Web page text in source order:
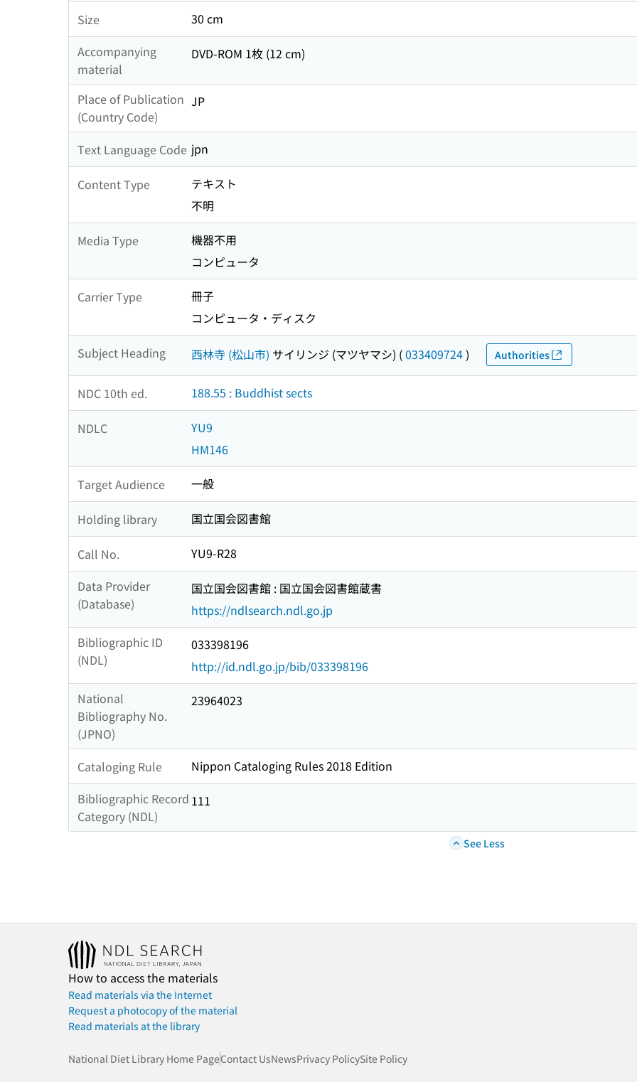
Size
30 cm
Accompanying
material
DVD-ROM 1枚 (12 cm)
Place of Publication
(Country Code)
JP
Text Language Code jpn
Content Type
テキスト
不明
Media Type
機器不用
コンピュータ
Carrier Type
冊子
コンピュータ・ディスク
Subject Heading 西林寺 (松山市) サイリンジ (マツヤマシ) (033409724) Authorities
NDC 10th ed. 188.55 : Buddhist sects
NDLC
YU9
HM146
Target Audience 一般
Holding library 国立国会図書館
Call No.
YU9-R28
Data Provider
(Database)
国立国会図書館 : 国立国会図書館蔵書
https://ndlsearch.ndl.go.jp
Bibliographic ID
(NDL)
033398196
http://id.ndl.go.jp/bib/033398196
National
Bibliography No.
(JPNO)
23964023
Cataloging Rule
Nippon Cataloging Rules 2018 Edition
Bibliographic Record
Category (NDL)
111
See Less
How to access the materials
Read materials via the Internet
Request a photocopy of the material
Read materials at the library
National Diet Library Home PageContact UsNewsPrivacy PolicySite Policy